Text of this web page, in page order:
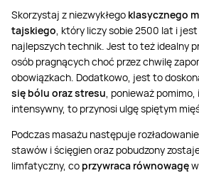
Skorzystaj z niezwykłego klasycznego
tajskiego , który liczy sobie 2500 lat i
najlepszych technik. Jest to też idealny
osób pragnących choć przez chwilę
obowiązkach. Dodatkowo, jest to
się bólu oraz stresu , ponieważ
intensywny, to przynosi ulgę spiętym
Podczas masażu następuje
stawów i ścięgien oraz pobudzony
limfatyczny, co przywraca równowagę